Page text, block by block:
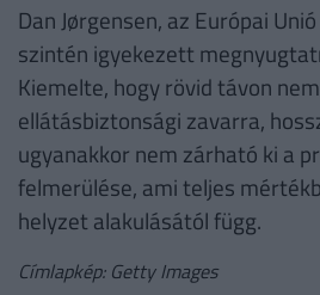
Dan Jørgensen, az Európai
szintén igyekezett
Kiemelte, hogy rövid távon
ellátásbiztonsági zavarra,
ugyanakkor nem zárható ki a
felmerülése, ami teljes
helyzet alakulásától függ.
Címlapkép: Getty Images